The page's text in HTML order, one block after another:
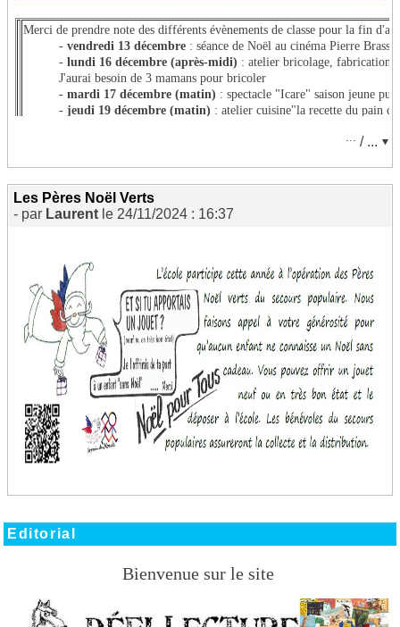
Merci de prendre note des différents évènements de classe pour la fin
- vendredi 13 décembre : séance de Noël au cinéma Pierre
- lundi 16 décembre (après-midi) : atelier bricolage, fabrication
J'aurai besoin de 3 mamans pour bricoler
- mardi 17 décembre (matin) : spectacle "Icare" saison jeune
- jeudi 19 décembre (matin) : atelier cuisine"la recette du pain
Chorale de Noël à 16h00 sous le préau de l'école et petit
J'aurai besoin de 4 mamans/papas pour encadrer les ateliers
cliquer pour retrouver les chants de Noël.
/ ...
Les Pères Noël Verts
- par Laurent le 24/11/2024 : 16:37
Editorial
Bienvenue sur le site